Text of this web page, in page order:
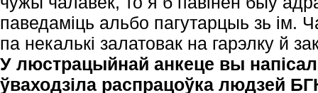
паведаміць альбо пагутарцыь зь ім.
па некалькі залатовак на гарэлку й
У люстрацыйнай анкеце вы
ўваходзіла распрацоўка людзей